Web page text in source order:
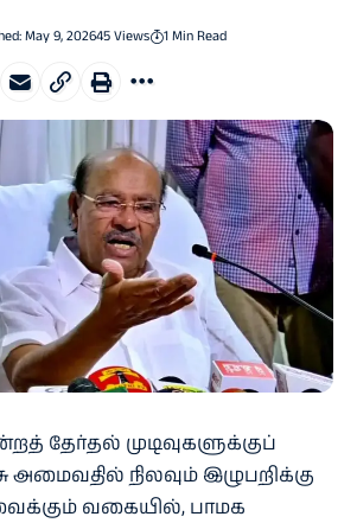
May 9, 202645 Views 1 Min Read
தேர்தல் முடிவுகளுக்குப்
அமைவதில் நிலவும் இழுபறிக்கு
வகையில், பாமக